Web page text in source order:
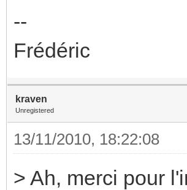
--
Frédéric
kraven
Unregistered
13/11/2010, 18:22:08
> Ah, merci pour